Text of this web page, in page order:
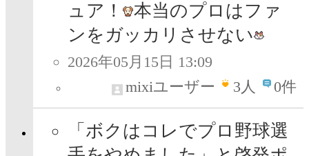
ュア！
本当のプロはファ
ンをガッカリさせない
2026年05月15日 13:09
mixiユーザー
3人 0件
「ボクはコレでプロ野球選